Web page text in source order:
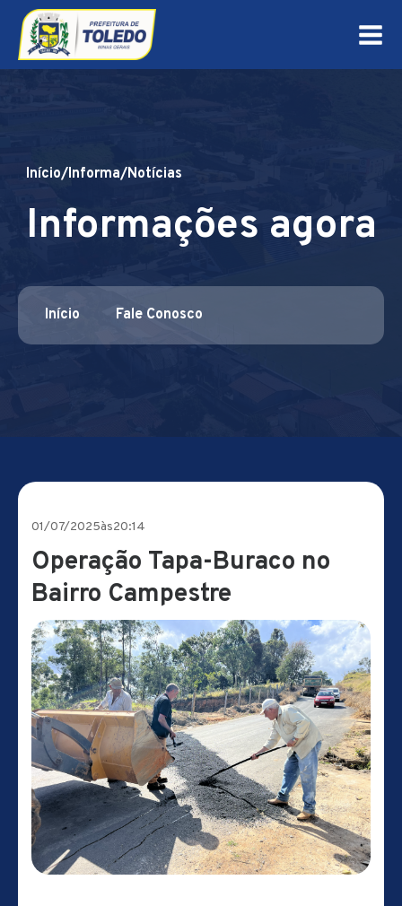
Início/Informa/Notícias
Informações agora
Início Fale Conosco
01/07/2025às20:14
Operação Tapa-Buraco no
Bairro Campestre